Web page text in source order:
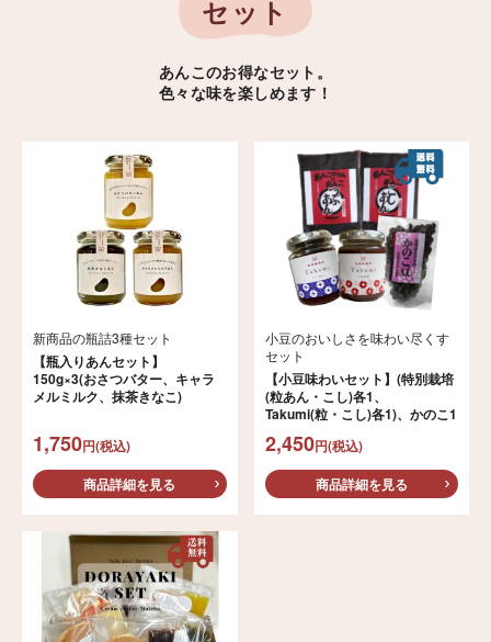
セット
あんこのお得なセット。
色々な味を楽しめます！
【瓶入りあんセット】
150g×3(おさつバター、キャラ
メルミルク、抹茶きなこ)
新商品の瓶詰3種セット
1,750円(税込)
商品詳細を見る
【小豆味わいセット】(特別栽培
(粒あん・こし)各1、
Takumi(粒・こし)各1)、かのこ1
小豆のおいしさを味わい尽くす
セット
2,450円(税込)
商品詳細を見る